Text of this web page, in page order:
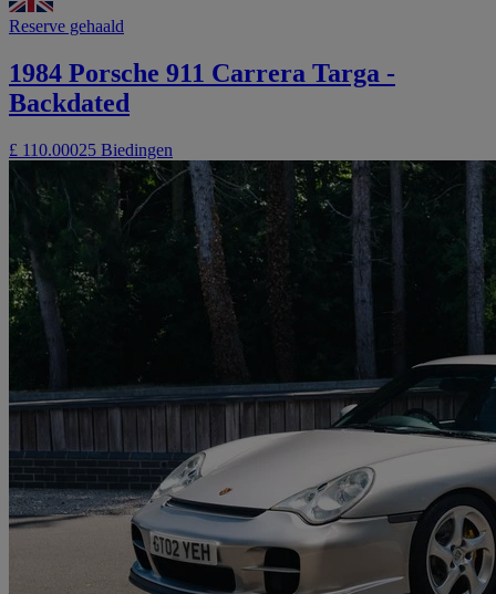
Reserve gehaald
1984 Porsche 911 Carrera Targa -
Backdated
£ 110.00025 Biedingen